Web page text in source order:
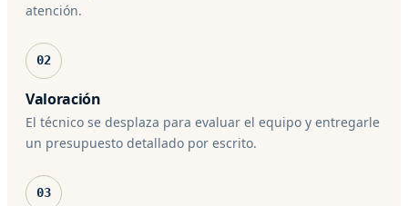
atención.
02
Valoración
El técnico se desplaza para evaluar el equipo y entregarle
un presupuesto detallado por escrito.
03